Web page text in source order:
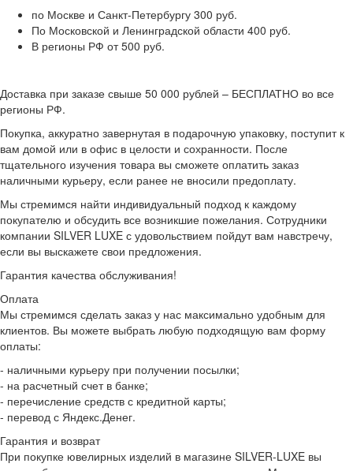
по Москве и Санкт-Петербургу 300 руб.
По Московской и Ленинградской области 400 руб.
В регионы РФ от 500 руб.
Доставка при заказе свыше 50 000 рублей – БЕСПЛАТНО во все
регионы РФ.
Покупка, аккуратно завернутая в подарочную упаковку, поступит к
вам домой или в офис в целости и сохранности. После
тщательного изучения товара вы сможете оплатить заказ
наличными курьеру, если ранее не вносили предоплату.
Мы стремимся найти индивидуальный подход к каждому
покупателю и обсудить все возникшие пожелания. Сотрудники
компании SILVER LUXE с удовольствием пойдут вам навстречу,
если вы выскажете свои предложения.
Гарантия качества обслуживания!
Оплата
Мы стремимся сделать заказ у нас максимально удобным для
клиентов. Вы можете выбрать любую подходящую вам форму
оплаты:
- наличными курьеру при получении посылки;
- на расчетный счет в банке;
- перечисление средств с кредитной карты;
- перевод с Яндекс.Денег.
Гарантия и возврат
При покупке ювелирных изделий в магазине SILVER-LUXE вы